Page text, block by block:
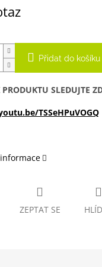
Přidat do košíku
SLEDUJTE
TSSeHPuVOGQ
ZEPTAT SE